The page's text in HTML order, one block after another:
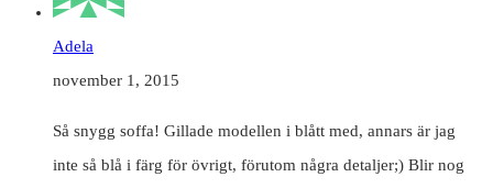
Adela
november 1, 2015
Så snygg soffa! Gillade modellen i blått med, annars är jag
inte så blå i färg för övrigt, förutom några detaljer;) Blir nog